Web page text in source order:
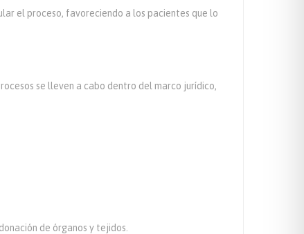
el proceso, favoreciendo a los pacientes que lo
se lleven a cabo dentro del marco jurídico,
de órganos y tejidos.